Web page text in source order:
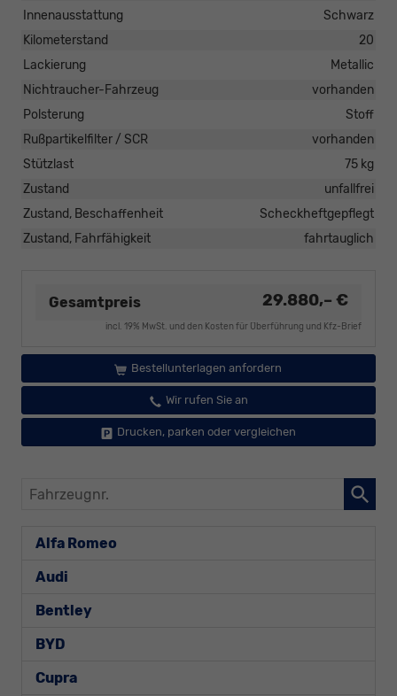
Innenausstattung
Schwarz
Kilometerstand
20
Lackierung
Metallic
Nichtraucher-Fahrzeug
vorhanden
Polsterung
Stoff
Rußpartikelfilter / SCR
vorhanden
Stützlast
75 kg
Zustand
unfallfrei
Zustand, Beschaffenheit
Scheckheftgepflegt
Zustand, Fahrfähigkeit
fahrtauglich
Gesamtpreis 29.880,– €
incl. 19% MwSt. und den Kosten für Überführung und Kfz-Brief
Bestellunterlagen anfordern
Wir rufen Sie an
Drucken, parken oder vergleichen
Fahrzeugnr.
Alfa Romeo
Audi
Bentley
BYD
Cupra